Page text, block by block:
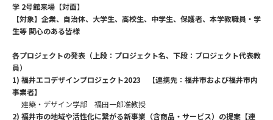
学 2号館来場【対面】
【対象】企業、自治体、大学生、高校生、中学生、保護者、本学教職員・学
生等 関心のある皆様
各プロジェクトの発表（上段：プロジェクト名、下段：プロジェクト代表教
員）
1) 福井エコデザインプロジェクト2023 【連携先：福井市および福井市内
事業者】
建築・デザイン学部 福田一郎准教授
2) 福井市の地域や活性化に繋がる新事業（含商品・サービス）の提案【連